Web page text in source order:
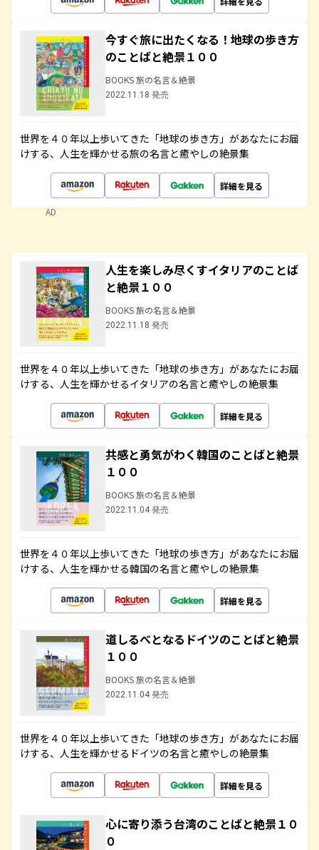
今すぐ旅に出たくなる！地球の歩き方
のことばと絶景１００
BOOKS 旅の名言＆絶景
2022.11.18 発売
世界を４０年以上歩いてきた「地球の歩き方」があなたにお届
けする、人生を輝かせる旅の名言と癒やしの絶景集
詳細を見る
AD
人生を楽しみ尽くすイタリアのことば
と絶景１００
BOOKS 旅の名言＆絶景
2022.11.18 発売
世界を４０年以上歩いてきた「地球の歩き方」があなたにお届
けする、人生を輝かせるイタリアの名言と癒やしの絶景集
詳細を見る
共感と勇気がわく韓国のことばと絶景
１００
BOOKS 旅の名言＆絶景
2022.11.04 発売
世界を４０年以上歩いてきた「地球の歩き方」があなたにお届
けする、人生を輝かせる韓国の名言と癒やしの絶景集
詳細を見る
道しるべとなるドイツのことばと絶景
１００
BOOKS 旅の名言＆絶景
2022.11.04 発売
世界を４０年以上歩いてきた「地球の歩き方」があなたにお届
けする、人生を輝かせるドイツの名言と癒やしの絶景集
詳細を見る
心に寄り添う台湾のことばと絶景１０
０